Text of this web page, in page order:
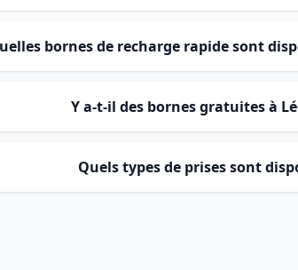
bornes de recharge rapide sont
Y a-t-il des bornes gratuites à
Quels types de prises sont